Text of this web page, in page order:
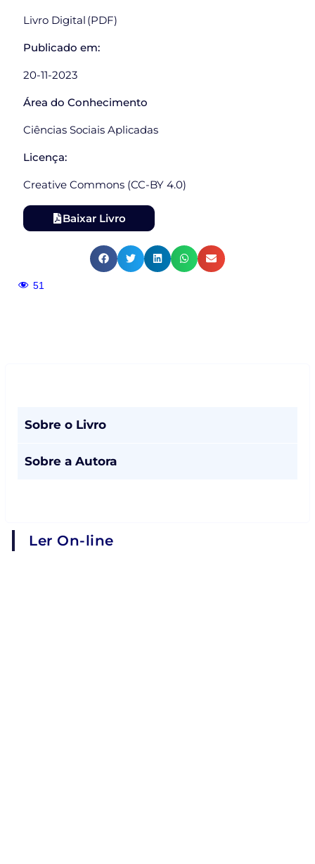
Livro Digital (PDF)
Publicado em:
20-11-2023
Área do Conhecimento
Ciências Sociais Aplicadas
Licença:
Creative Commons (CC-BY 4.0)
Baixar Livro
51
Sobre o Livro
Sobre a Autora
Ler On-line